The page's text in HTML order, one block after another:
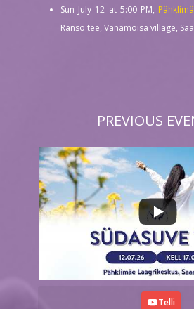
Sun July 12 at 5:00 PM,
Ranso tee, Vanamõisa village,
PREVIOUS
Telli